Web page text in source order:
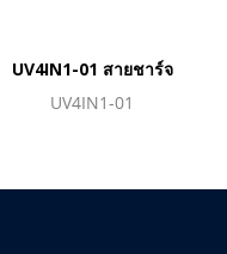
UV4IN1-01 สายชาร์จ
UV4IN1-01